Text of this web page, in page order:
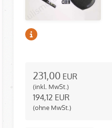
231,00 EUR
(inkl. MwSt.)
194,12 EUR
(ohne MwSt.)